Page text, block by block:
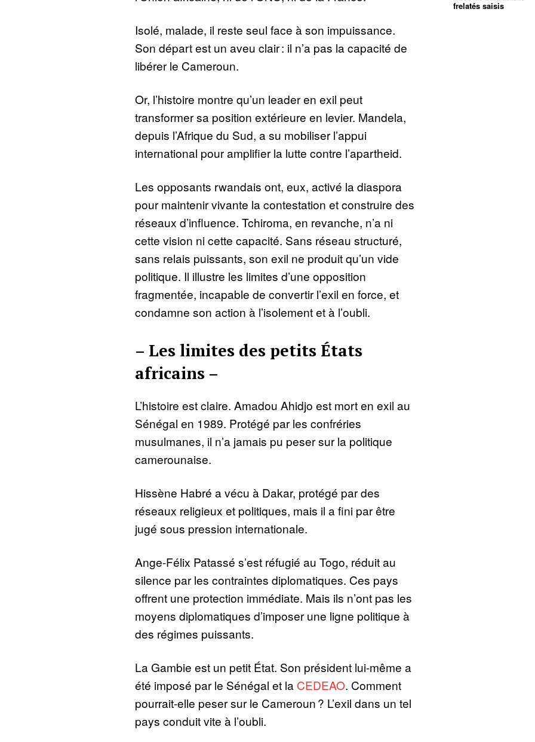
Isolé, malade, il reste seul face à son impuissance.
Son départ est un aveu clair : il n’a pas la capacité de
libérer le Cameroun.
Or, l’histoire montre qu’un leader en exil peut
transformer sa position extérieure en levier. Mandela,
depuis l’Afrique du Sud, a su mobiliser l’appui
international pour amplifier la lutte contre l’apartheid.
Les opposants rwandais ont, eux, activé la diaspora
pour maintenir vivante la contestation et construire des
réseaux d’influence. Tchiroma, en revanche, n’a ni
cette vision ni cette capacité. Sans réseau structuré,
sans relais puissants, son exil ne produit qu’un vide
politique. Il illustre les limites d’une opposition
fragmentée, incapable de convertir l’exil en force, et
condamne son action à l’isolement et à l’oubli.
– Les limites des petits États
africains –
L’histoire est claire. Amadou Ahidjo est mort en exil au
Sénégal en 1989. Protégé par les confréries
musulmanes, il n’a jamais pu peser sur la politique
camerounaise.
Hissène Habré a vécu à Dakar, protégé par des
réseaux religieux et politiques, mais il a fini par être
jugé sous pression internationale.
Ange-Félix Patassé s’est réfugié au Togo, réduit au
silence par les contraintes diplomatiques. Ces pays
offrent une protection immédiate. Mais ils n’ont pas les
moyens diplomatiques d’imposer une ligne politique à
des régimes puissants.
La Gambie est un petit État. Son président lui-même a
été imposé par le Sénégal et la CEDEAO. Comment
pourrait-elle peser sur le Cameroun ? L’exil dans un tel
pays conduit vite à l’oubli.
frelatés saisis